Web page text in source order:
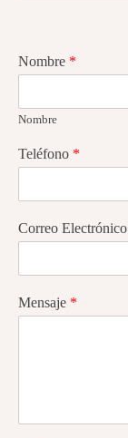
Nombre *
Nombre
Teléfono *
Correo Electrónico
Mensaje *